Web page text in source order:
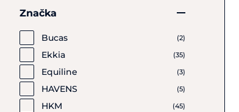
Značka
Bucas (2)
Ekkia (35)
Equiline (3)
HAVENS (5)
HKM (45)